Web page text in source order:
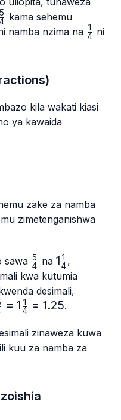
\frac{5}
4
5
kama sehemu
namba nzima na 4
1
ni
kila wakati kiasi
ya kawaida
zake za namba
zimetenganishwa
sawa \frac{5}
{4}
4
5 na 1\frac{1}
{4}
14
1 ,
kwa kutumia
desimali,
= 1 4
1 = 1.25.
zinaweza kuwa
kuu za namba za